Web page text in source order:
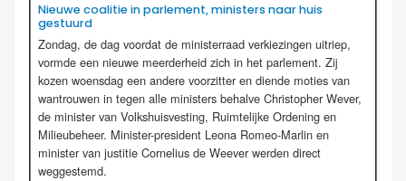
Nieuwe coalitie in parlement, ministers naar huis
gestuurd
Zondag, de dag voordat de ministerraad verkiezingen uitriep,
vormde een nieuwe meerderheid zich in het parlement. Zij
kozen woensdag een andere voorzitter en diende moties van
wantrouwen in tegen alle ministers behalve Christopher Wever,
de minister van Volkshuisvesting, Ruimtelijke Ordening en
Milieubeheer. Minister-president Leona Romeo-Marlin en
minister van justitie Cornelius de Weever werden direct
weggestemd.